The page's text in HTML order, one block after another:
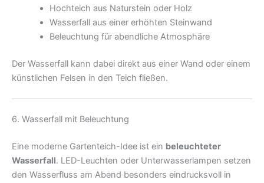
Hochteich aus Naturstein oder Holz
Wasserfall aus einer erhöhten Steinwand
Beleuchtung für abendliche Atmosphäre
Der Wasserfall kann dabei direkt aus einer Wand oder einem
künstlichen Felsen in den Teich fließen.
6. Wasserfall mit Beleuchtung
Eine moderne Gartenteich-Idee ist ein beleuchteter
Wasserfall. LED-Leuchten oder Unterwasserlampen setzen
den Wasserfluss am Abend besonders eindrucksvoll in